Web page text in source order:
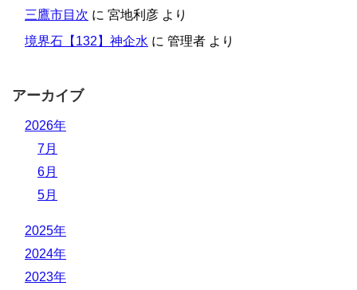
三鷹市目次 に 宮地利彦 より
境界石【132】神企水 に 管理者 より
アーカイブ
2026年
7月
6月
5月
2025年
2024年
2023年